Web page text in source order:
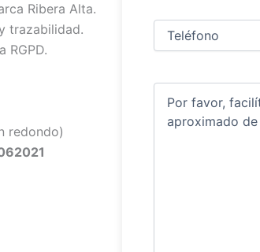
Ribera Alta.
trazabilidad.
RGPD.
redondo)
Teléfono
Comentarios